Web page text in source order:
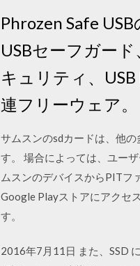
Phrozen Safe
USBセーフガー
キュリティ、
連フリーウェア。
サムスンのsdカードは、他
す。 場合によっては、ユー
ムスンのデバイスからPITフ
Google Playストアにアクセ
す。
2016年7月11日 また、SSD